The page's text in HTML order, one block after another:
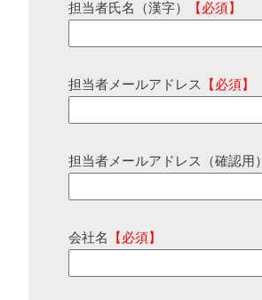
担当者氏名（漢字） 【必須】
担当者メールアドレス 【必須】
担当者メールアドレス（確認用）
会社名 【必須】